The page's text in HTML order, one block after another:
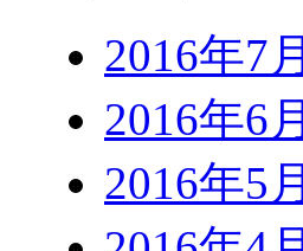
2016年7月
2016年6月
2016年5月